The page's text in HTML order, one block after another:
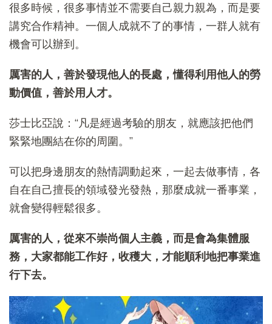
很多時候，很多事情並不需要自己親力親為，而是要
講究合作精神。一個人成就不了的事情，一群人就有
機會可以辦到。
厲害的人，善於發現他人的長處，懂得利用他人的勞
動價值，善於用人才。
莎士比亞說：“凡是經過考驗的朋友，就應該把他們
緊緊地團結在你的周圍。”
可以把身邊朋友的熱情調動起來，一起去做事情，各
自在自己擅長的領域發光發熱，那麼成就一番事業，
就會變得輕鬆很多。
厲害的人，從來不崇尚個人主義，而是會為集體服
務，大家都能工作好，收穫大，才能順利地把事業進
行下去。